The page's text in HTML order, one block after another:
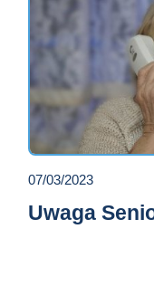
07/03/2023
Uwaga